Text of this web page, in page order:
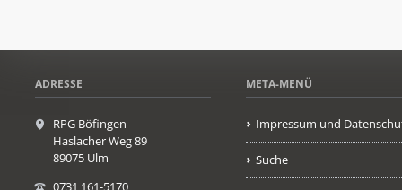
ADRESSE
RPG Böfingen
Haslacher Weg 89
89075 Ulm
0731 161-5170
META-MENÜ
Impressum und
Suche